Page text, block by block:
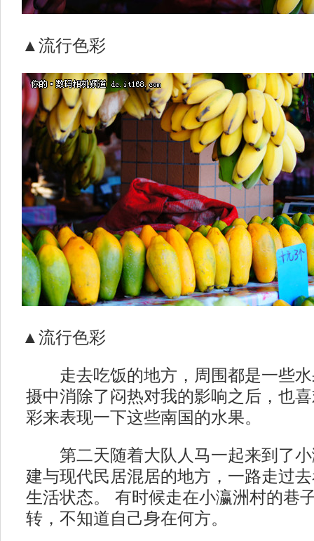
▲流行色彩
▲流行色彩
走去吃饭的地方，周围都是一些水
摄中消除了闷热对我的影响之后，也
彩来表现一下这些南国的水果。
第二天随着大队人马一起来到了小
建与现代民居混居的地方，一路走过
生活状态。 有时候走在小瀛洲村的巷
转，不知道自己身在何方。